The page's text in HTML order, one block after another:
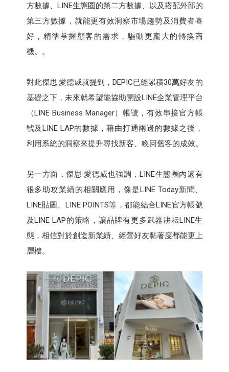
方數據、LINE生態圈的第二方數據、以及搭配外部的
第三方數據，就能更有效洞察市場趨勢及消費者喜
好，精準掌握顧客的需求，驅動更龐大的轉換商
機。。
對此傑思·愛德威就提到，DEPIC已經累積30萬好友的
基礎之下，未來就希望能協助開設LINE企業管理平台
（LINE Business Manager）帳號，有效串接官方帳
號及LINE LAP的數據，藉由打通兩邊的數據之後，
利用系統的洞察來提升尋找新客、喚回舊客的成效。
另一方面，傑思·愛德威也強調，LINE生態圈內還有
很多助攻業績的相關應用，像是LINE Today新聞、
LINE貼圖、LINE POINTS等，都能結合LINE官方帳號
及LINE LAP的策略，讓品牌有更多武器耕耘LINE生
態，相信對於創造新業績、經營好友黏著度都能更上
層樓。